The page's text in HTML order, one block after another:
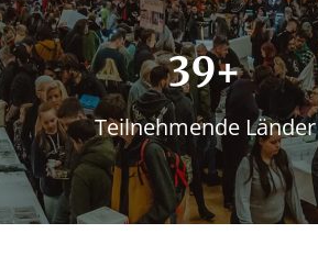
39+
Teilnehmende Länder